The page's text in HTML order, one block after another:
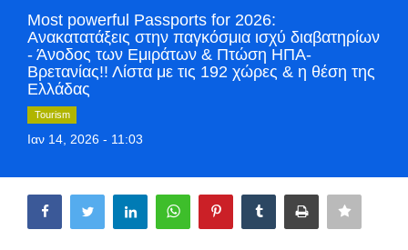
Style Adorés
Greece
Entertainment
Mykonos
Most powerful Passports for 2026:
Ανακατατάξεις στην παγκόσμια ισχύ διαβατηρίων
- Άνοδος των Εμιράτων & Πτώση ΗΠΑ-
Βρετανίας!! Λίστα με τις 192 χώρες & η θέση της
Ελλάδας
Tourism
Ιαν 14, 2026 - 11:03